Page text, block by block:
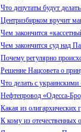
Что депутаты будут
Центризбирком вручит
Чем закончится
Чем закончится суд над
Почему регулярно
Решение Нацсовета о
Что делать с
Нефтепровод «Одесса-
Какая из олигархических
К кому из отечественных